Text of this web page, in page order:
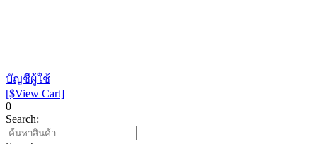
บัญชีผู้ใช้
[$View Cart]
0
Search: